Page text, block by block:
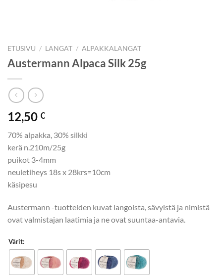
ETUSIVU / LANGAT / ALPAKKALANGAT
Austermann Alpaca Silk 25g
12,50 €
70% alpakka, 30% silkki
kerä n.210m/25g
puikot 3-4mm
neuletiheys 18s x 28krs=10cm
käsipesu
Austermann -tuotteiden kuvat langoista, sävyistä ja nimistä
ovat valmistajan laatimia ja ne ovat suuntaa-antavia.
Värit: